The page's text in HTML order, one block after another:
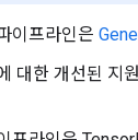
이프라인은
대한 개선된 지